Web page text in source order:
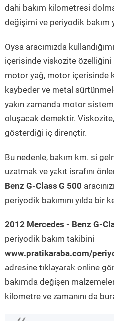
dahi bakım kilometresi
değişimi ve periyodik bakım
Oysa aracımızda
içerisinde viskozite özelliğini
motor yağ, motor içerisinde
kaybeder ve metal
yakın zamanda motor
oluşacak demektir. Viskozite,
gösterdiği iç dirençtir.
Bu nedenle, bakım km. si
uzatmak ve yakıt israfını
Benz G-Class G 500
periyodik bakımını yılda bir
2012 Mercedes - Benz G-
periyodik bakım takibini
www.pratikaraba.com/
adresine tıklayarak online
bakımda değişen
kilometre ve zamanını da